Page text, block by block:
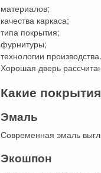
материалов;
качества каркаса;
типа покрытия;
фурнитуры;
технологии производства.
Хорошая дверь
Какие
Эмаль
Современная эмаль
Экошпон